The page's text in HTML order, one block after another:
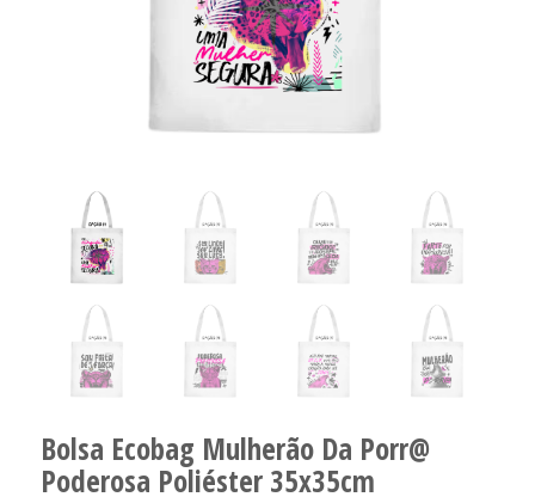
Bolsa Ecobag Mulherão Da Porr@
Poderosa Poliéster 35x35cm